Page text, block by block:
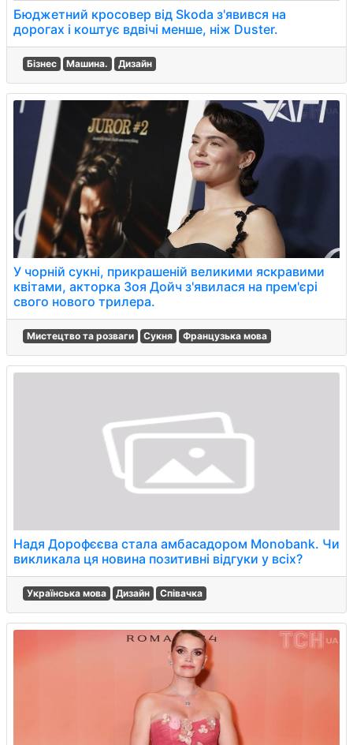
Бюджетний кросовер від Skoda з'явився на
дорогах і коштує вдвічі менше, ніж Duster.
Бізнес Машина. Дизайн
У чорній сукні, прикрашеній великими яскравими
квітами, акторка Зоя Дойч з'явилася на прем'єрі
свого нового трилера.
Мистецтво та розваги Сукня Французька мова
Надя Дорофєєва стала амбасадором Monobank. Чи
викликала ця новина позитивні відгуки у всіх?
Українська мова Дизайн Співачка